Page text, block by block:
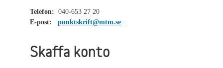
Telefon: 040-653 27 20
E-post:
punktskrift@mtm.se
Skaffa konto